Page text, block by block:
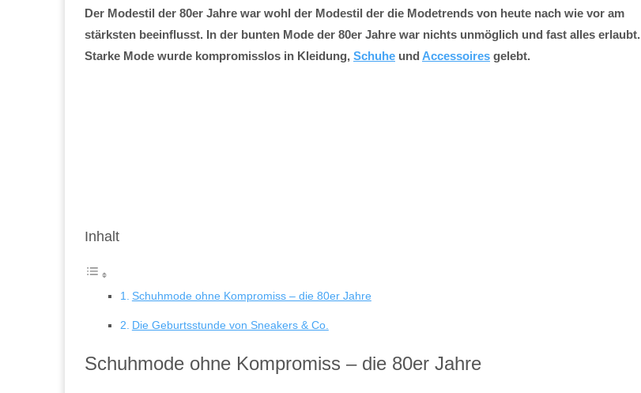
Der Modestil der 80er Jahre war wohl der Modestil der die Modetrends von heute nach wie vor am
stärksten beeinflusst. In der bunten Mode der 80er Jahre war nichts unmöglich und fast alles erlaubt.
Starke Mode wurde kompromisslos in Kleidung, Schuhe und Accessoires gelebt.
Inhalt
Schuhmode ohne Kompromiss – die 80er Jahre
Die Geburtsstunde von Sneakers & Co.
Schuhmode ohne Kompromiss – die 80er Jahre